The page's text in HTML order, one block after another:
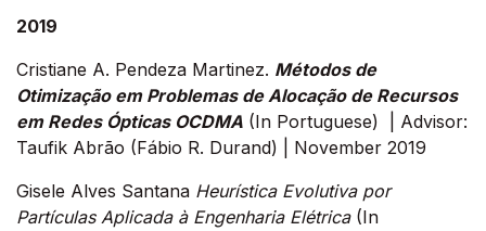
2019
Cristiane A. Pendeza Martinez. Métodos de
Otimização em Problemas de Alocação de Recursos
em Redes Ópticas OCDMA (In Portuguese) | Advisor:
Taufik Abrão (Fábio R. Durand) | November 2019
Gisele Alves Santana Heurística Evolutiva por
Partículas Aplicada à Engenharia Elétrica(In